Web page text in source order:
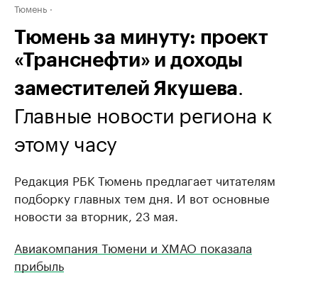
Тюмень
Тюмень за минуту: проект
«Транснефти» и доходы
заместителей Якушева.
Главные новости региона к
этому часу
Редакция РБК Тюмень предлагает читателям
подборку главных тем дня. И вот основные
новости за вторник, 23 мая.
Авиакомпания Тюмени и ХМАО показала
прибыль